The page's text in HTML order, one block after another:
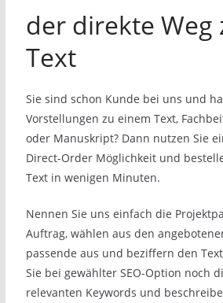
der direkte Weg
Text
Sie sind schon Kunde bei uns und
Vorstellungen zu einem Text,
oder Manuskript? Dann nutzen Sie
Direct-Order Möglichkeit und
Text in wenigen Minuten.
Nennen Sie uns einfach die
Auftrag, wählen aus den
passende aus und beziffern den
Sie bei gewählter SEO-Option noch
relevanten Keywords und